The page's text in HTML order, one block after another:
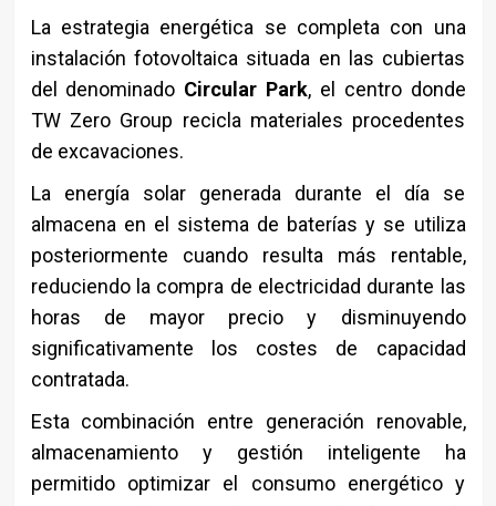
La estrategia energética se completa con una
instalación fotovoltaica situada en las cubiertas
del denominado Circular Park, el centro donde
TW Zero Group recicla materiales procedentes
de excavaciones.
La energía solar generada durante el día se
almacena en el sistema de baterías y se utiliza
posteriormente cuando resulta más rentable,
reduciendo la compra de electricidad durante las
horas de mayor precio y disminuyendo
significativamente los costes de capacidad
contratada.
Esta combinación entre generación renovable,
almacenamiento y gestión inteligente ha
permitido optimizar el consumo energético y